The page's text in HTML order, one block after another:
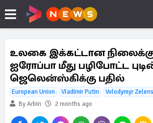
உலகை இக்கட்டான
ஐரோப்பா மீது பழிபோட்ட
ஜெலென்ஸ்கிக்கு பதில்
European Union Vladimir Putin
Volodymyr
By Arbin
2 months ago